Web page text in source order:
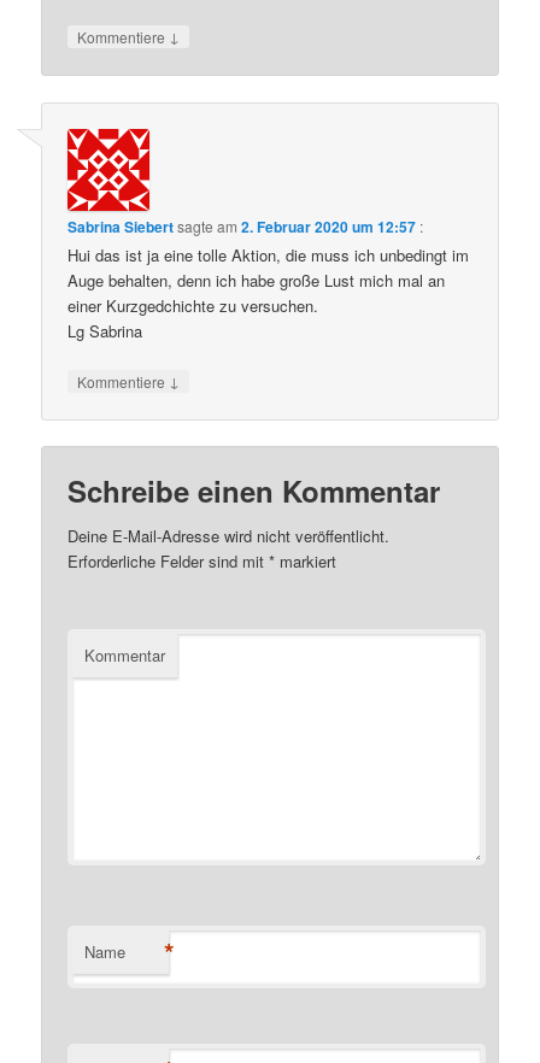
Kommentiere ↓
Sabrina Siebertsagte am2. Februar 2020 um 12:57 :
Hui das ist ja eine tolle Aktion, die muss ich unbedingt im
Auge behalten, denn ich habe große Lust mich mal an
einer Kurzgedchichte zu versuchen.
Lg Sabrina
Kommentiere ↓
Schreibe einen Kommentar
Deine E-Mail-Adresse wird nicht veröffentlicht.
Erforderliche Felder sind mit* markiert
Kommentar
Name *